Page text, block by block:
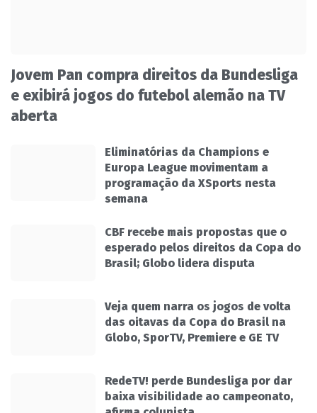
Jovem Pan compra direitos da Bundesliga
e exibirá jogos do futebol alemão na TV
aberta
Eliminatórias da Champions e
Europa League movimentam a
programação da XSports nesta
semana
CBF recebe mais propostas que o
esperado pelos direitos da Copa do
Brasil; Globo lidera disputa
Veja quem narra os jogos de volta
das oitavas da Copa do Brasil na
Globo, SporTV, Premiere e GE TV
RedeTV! perde Bundesliga por dar
baixa visibilidade ao campeonato,